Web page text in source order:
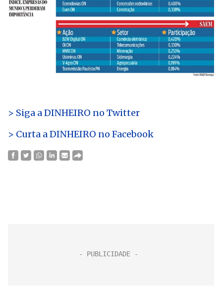
> Siga a DINHEIRO no Twitter
> Curta a DINHEIRO no Facebook